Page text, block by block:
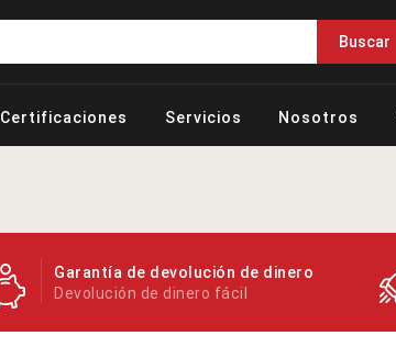
Buscar
Certificaciones Servicios Nosotros
Garantía de devolución de dinero
Devolución de dinero fácil